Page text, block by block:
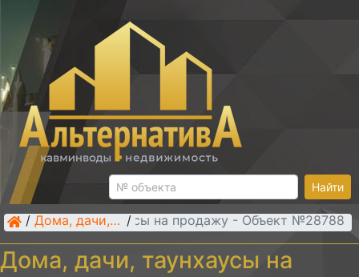
Найти
/ Дома, дачи, таунхаусы /
Дома, дачи, таунхаусы на продажу - Объект №28788
Дома, дачи, таунхаусы на